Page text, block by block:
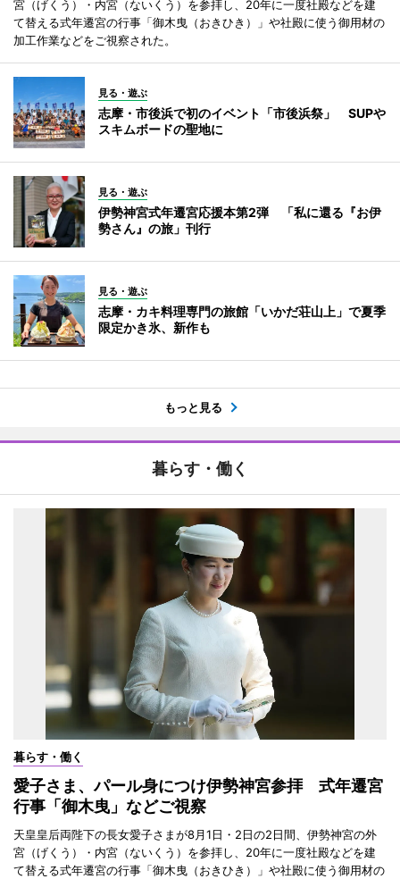
宮（げくう）・内宮（ないくう）を参拝し、20年に一度社殿などを建
て替える式年遷宮の行事「御木曳（おきひき）」や社殿に使う御用材の
加工作業などをご視察された。
見る・遊ぶ
志摩・市後浜で初のイベント「市後浜祭」 SUPや
スキムボードの聖地に
見る・遊ぶ
伊勢神宮式年遷宮応援本第2弾 「私に還る『お伊
勢さん』の旅」刊行
見る・遊ぶ
志摩・カキ料理専門の旅館「いかだ荘山上」で夏季
限定かき氷、新作も
もっと見る
暮らす・働く
暮らす・働く
愛子さま、パール身につけ伊勢神宮参拝 式年遷宮
行事「御木曳」などご視察
天皇皇后両陛下の長女愛子さまが8月1日・2日の2日間、伊勢神宮の外
宮（げくう）・内宮（ないくう）を参拝し、20年に一度社殿などを建
て替える式年遷宮の行事「御木曳（おきひき）」や社殿に使う御用材の